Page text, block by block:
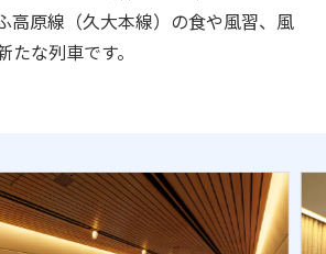
高原線（久大本線）の食や風習、風
な列車です。